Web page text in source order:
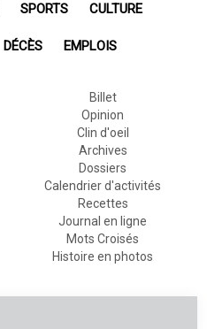
SPORTS CULTURE
DÉCÈS EMPLOIS
Billet
Opinion
Clin d'oeil
Archives
Dossiers
Calendrier d'activités
Recettes
Journal en ligne
Mots Croisés
Histoire en photos